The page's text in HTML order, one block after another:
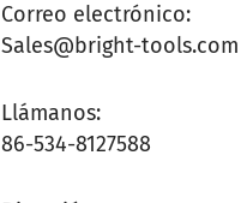
Correo electrónico:
Sales@bright-tools.com
Llámanos:
86-534-8127588